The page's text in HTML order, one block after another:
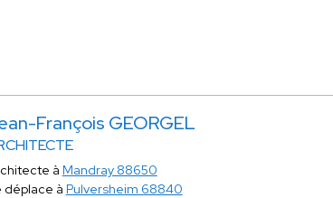
François GEORGEL
à Mandray 88650
déplace à Pulversheim 68840